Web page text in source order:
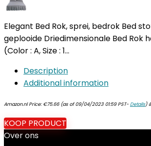
Elegant Bed Rok, sprei, bedrok Bed
geplooide Driedimensionale Bed Rok
(Color : A, Size : 1…
Description
Additional information
Amazon.nl Price: €75.66(as of 09/04/2023 01:59 PST-Details)
KOOP PRODUCT
Over ons